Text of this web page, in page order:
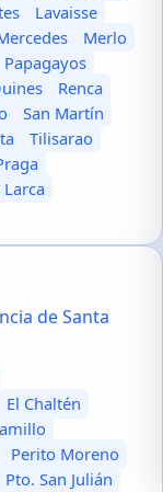
Lavaisse
Merlo
Papagayos
Renca
San Martín
Tilisarao
de Santa
El Chaltén
Perito Moreno
Pto. San Julián